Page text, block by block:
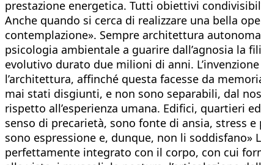
prestazione energetica. Tutti obiettivi
Anche quando si cerca di realizzare una bella
contemplazione». Sempre architettura
psicologia ambientale a guarire dall’agnosia la
evolutivo durato due milioni di anni.
l’architettura, affinché questa facesse da
mai stati disgiunti, e non sono separabili, dal
rispetto all’esperienza umana. Edifici, quartieri
senso di precarietà, sono fonte di ansia, stress
sono espressione e, dunque, non li
perfettamente integrato con il corpo, con cui